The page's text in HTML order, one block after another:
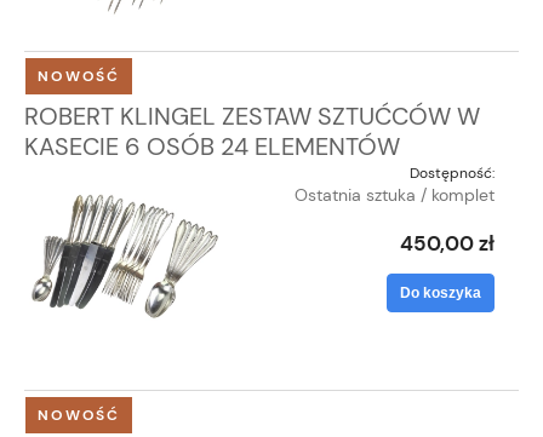
ROBERT KLINGEL ZESTAW SZTUĆCÓW W
KASECIE 6 OSÓB 24 ELEMENTÓW
Dostępność:
Ostatnia sztuka / komplet
450,00 zł
Do koszyka
NOWOŚĆ
NOWOŚĆ